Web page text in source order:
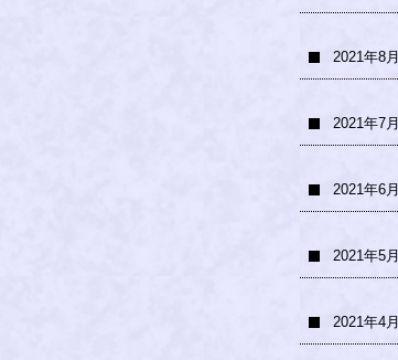
2021年8月
2021年7月
2021年6月
2021年5月
2021年4月